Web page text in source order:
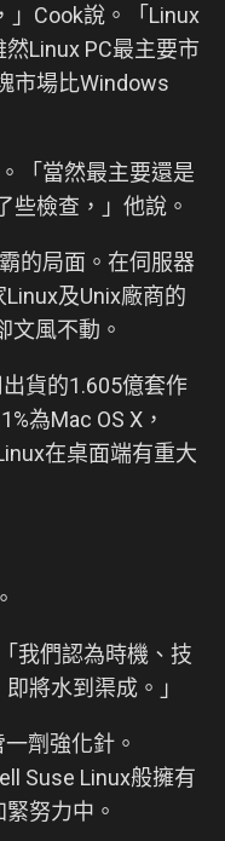
」Cook說。「Linux
Linux PC最主要市
市場比Windows
「當然最主要還是
些檢查，」他說。
的局面。在伺服器
Linux及Unix廠商的
文風不動。
貨的1.605億套作
為Mac OS X，
在桌面端有重大
我們認為時機、技
將水到渠成。」
劑強化針。
Suse Linux般擁有
努力中。